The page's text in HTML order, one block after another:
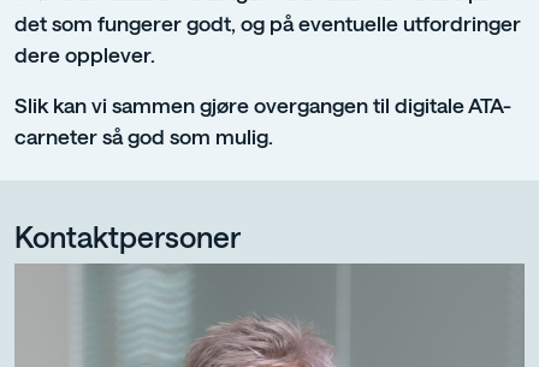
det som fungerer godt, og på eventuelle utfordringer
dere opplever.
Slik kan vi sammen gjøre overgangen til digitale ATA-
carneter så god som mulig.
Kontaktpersoner